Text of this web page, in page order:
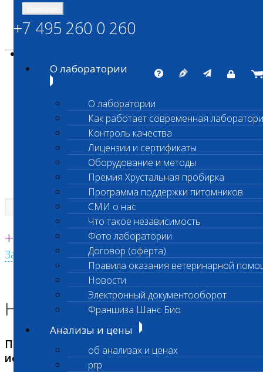
ШАНС БИО
Независимая ветеринарная лаборатория
Единая круглосуточная справочная
+7 495 260 0 260
Заказать звонок с сайта
+7 495 260 0 260
О лаборатории
О лаборатории
Как работает современная
Контроль качества
Лицензии и сертификаты
Оборудование и методы
Премия Хрустальная пробирка
Программа поддержки питомников
СМИ о нас
Что такое независимость
Фото лаборатории
Договор (оферта)
Правила оказания ветеринарной
Новости
Электронный документооборот
Франшиза Шанс Био
Анализы и цены
об анализах и ценах
prp
Главная страница
Новости лаборатории
Приостановка срочных биохимических
исследований